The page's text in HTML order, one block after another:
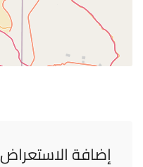
إضافة الاستعراض